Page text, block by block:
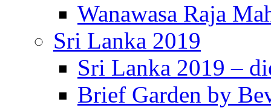
Wanawasa Raja
Sri Lanka 2019
Sri Lanka 2019 –
Brief Garden by